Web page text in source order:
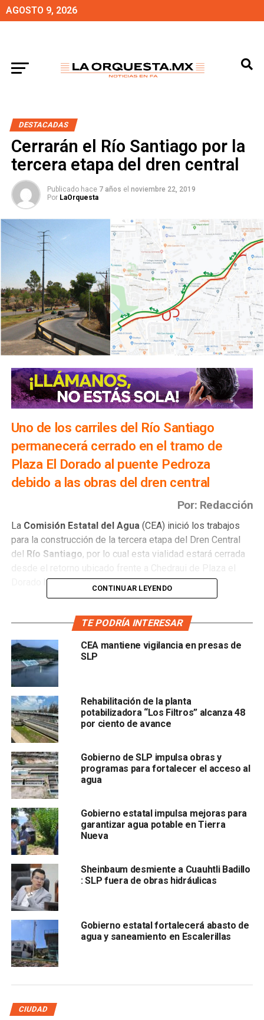
AGOSTO 9, 2026
DESTACADAS
Cerrarán el Río Santiago por la
tercera etapa del dren central
Publicado hace 7 años el noviembre 22, 2019
Por LaOrquesta
Uno de los carriles del Río Santiago
permanecerá cerrado en el tramo de
Plaza El Dorado al puente Pedroza
debido a las obras del dren central
Por: Redacción
LaComisión Estatal del Agua(CEA) inició los trabajos
para la construcción de la tercera etapa del Dren Central
del Río Santiago, por lo cual esta vialidad estará cerrada
Dorado hasta el retorno del puente Pedroza.
tránsito vehicular sobre el bulevar Río Santiago, pues
en la zona
, al encausar los caudales vertidos por la Presa San José.
El cierre de la vialidad se llevará a cabo en el carril que
circula desde la avenida Sierra Leona hacia la Carretera 57,
por lo que un tramo del otro carril tendrádoble
circulación
a partir de este sábado 23 de noviembre.
CONTINUAR LEYENDO
TE PODRÍA INTERESAR
CEA mantiene vigilancia en presas de
SLP
Rehabilitación de la planta
potabilizadora “Los Filtros” alcanza 48
por ciento de avance
Gobierno de SLP impulsa obras y
programas para fortalecer el acceso al
agua
Gobierno estatal impulsa mejoras para
garantizar agua potable en Tierra
Nueva
Sheinbaum desmiente a Cuauhtli Badillo
: SLP fuera de obras hidráulicas
Gobierno estatal fortalecerá abasto de
agua y saneamiento en Escalerillas
CIUDAD